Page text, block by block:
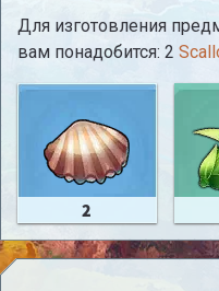
Для изготовления
вам понадобится: 2
2